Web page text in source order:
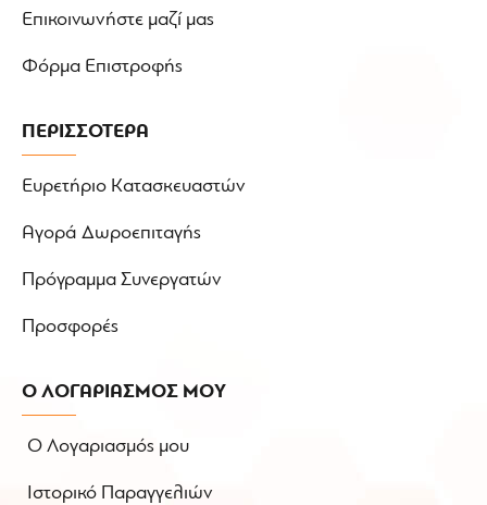
Επικοινωνήστε μαζί μας
Φόρμα Επιστροφής
ΠΕΡΙΣΣΟΤΕΡΑ
Ευρετήριο Κατασκευαστών
Αγορά Δωροεπιταγής
Πρόγραμμα Συνεργατών
Προσφορές
Ο ΛΟΓΑΡΙΑΣΜΟΣ ΜΟΥ
Ο Λογαριασμός μου
Ιστορικό Παραγγελιών